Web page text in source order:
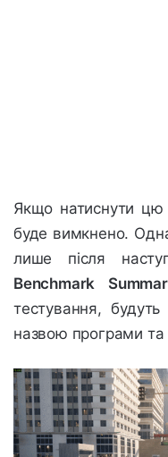
Якщо натиснути цю
буде вимкнено.
лише після
Benchmark
тестування,
назвою програми та